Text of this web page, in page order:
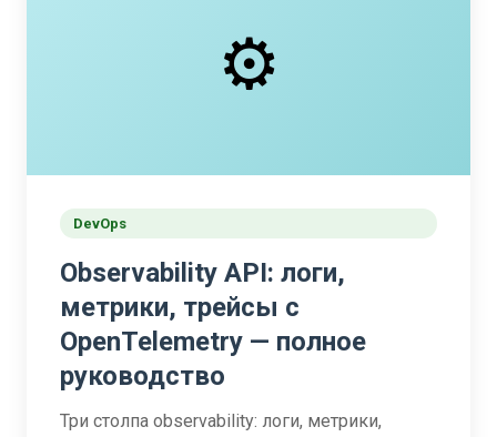
⚙️
DevOps
Observability API: логи,
метрики, трейсы с
OpenTelemetry — полное
руководство
Три столпа observability: логи, метрики,